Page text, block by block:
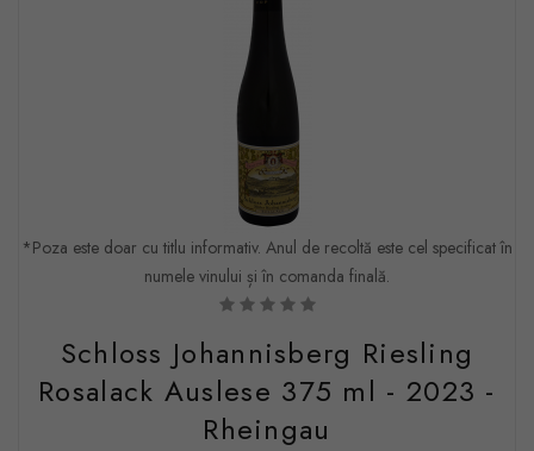
*Poza este doar cu titlu informativ. Anul de recoltă este cel specificat în
numele vinului și în comanda finală.
Schloss Johannisberg Riesling
Rosalack Auslese 375 ml - 2023 -
Rheingau